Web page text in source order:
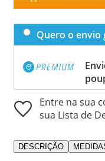
Quero o envio
Entre na sua
sua Lista de
DESCRIÇÃO